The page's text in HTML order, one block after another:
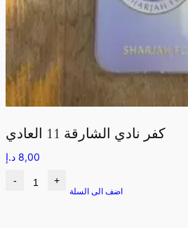
كفر نادي الشارقة 11 العادي
8,00 د.إ
- +
اضف الى السلة